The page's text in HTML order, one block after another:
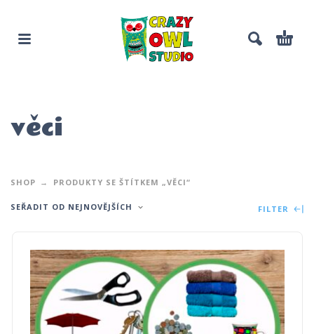
věci
SHOP PRODUKTY SE ŠTÍTKEM „VĚCI“
SEŘADIT OD NEJNOVĚJŠÍCH FILTER